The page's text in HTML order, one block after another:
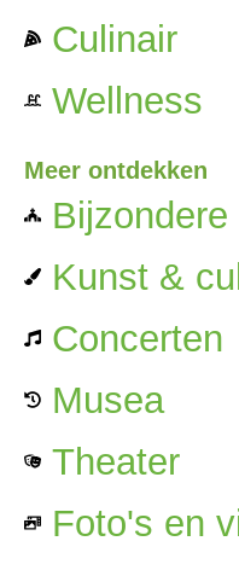
Culinair
Wellness
Meer ontdekken
Kunst &
Concerten
Musea
Theater
Foto's en